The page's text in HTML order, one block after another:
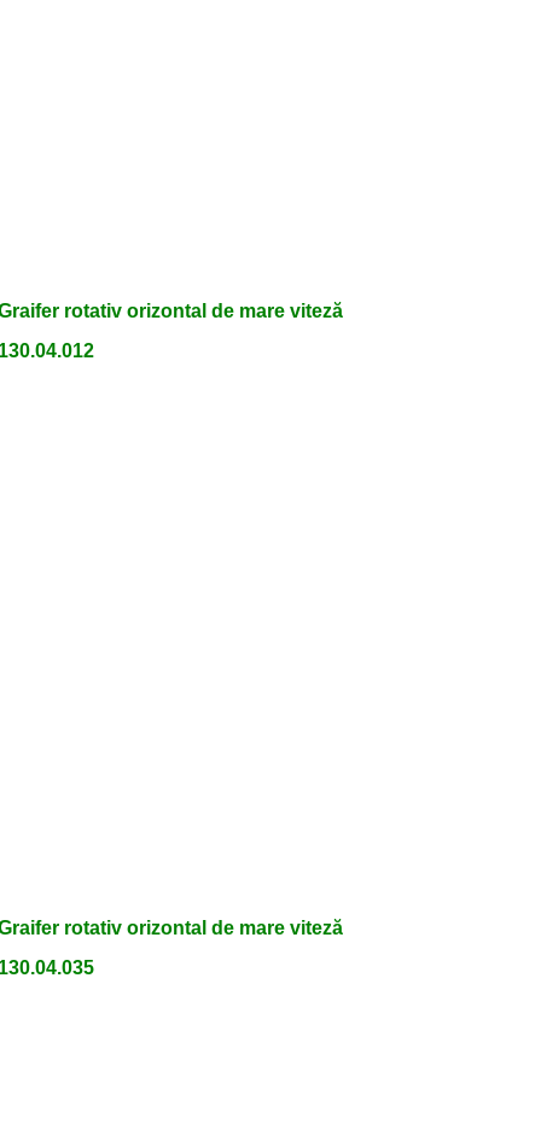
rotativ orizontal de mare viteză
rotativ orizontal de mare viteză